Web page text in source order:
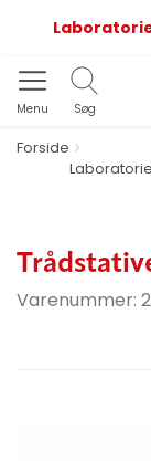
Menu Søg
Forside
Varenummer: